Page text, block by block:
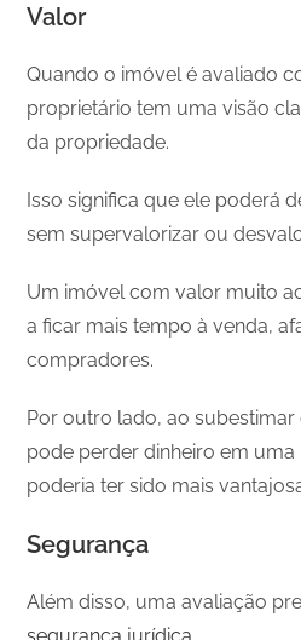
Valor
Quando o imóvel é avaliado
proprietário tem uma visão
da propriedade.
Isso significa que ele poderá
sem supervalorizar ou
Um imóvel com valor muito
a ficar mais tempo à venda,
compradores.
Por outro lado, ao
pode perder dinheiro em
poderia ter sido mais
Segurança
Além disso, uma avaliação
segurança jurídica.